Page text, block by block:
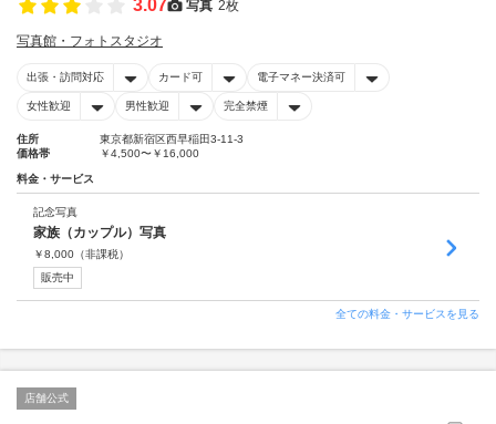
3.07 写真 2枚
写真館・フォトスタジオ
出張・訪問対応 カード可 電子マネー決済可
女性歓迎 男性歓迎 完全禁煙
住所
東京都新宿区西早稲田3-11-3
価格帯
￥4,500〜￥16,000
料金・サービス
記念写真
家族（カップル）写真
￥8,000 （非課税）
販売中
全ての料金・サービスを見る
店舗公式